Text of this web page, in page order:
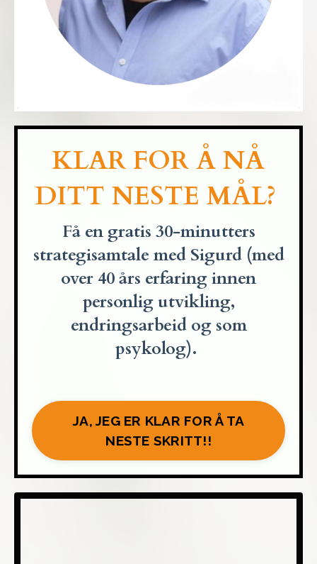
KLAR FOR Å NÅ
DITT NESTE MÅL?
Få en gratis 30-minutters
strategisamtale med Sigurd (med
over 40 års erfaring innen
personligutvikling,
endringsarbeid ogsom
psykolog).
JA, JEG ER KLAR FOR Å TA
NESTE SKRITT!!